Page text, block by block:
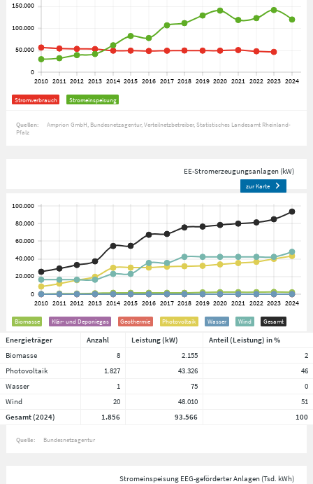
Stromverbrauch Stromeinspeisung
Quellen: Amprion GmbH Bundesnetzagentur Verteilnetzbetreiber Statistisches Landesamt Rheinland-
Pfalz
EE-Stromerzeugungsanlagen (kW)
zur Karte
Biomasse Klär- und Deponiegas Geothermie Photovoltaik Wasser Wind Gesamt
Energieträger Anzahl Leistung (kW)
Anteil (Leistung) in %
Biomasse
8 2.155
2
Photovoltaik
1.827 43.326
46
Wasser
1 75
0
Wind
20 48.010
51
Gesamt (2024)
1.856 93.566 100
Quelle: Bundesnetzagentur
Stromeinspeisung EEG-geförderter Anlagen (Tsd. kWh)